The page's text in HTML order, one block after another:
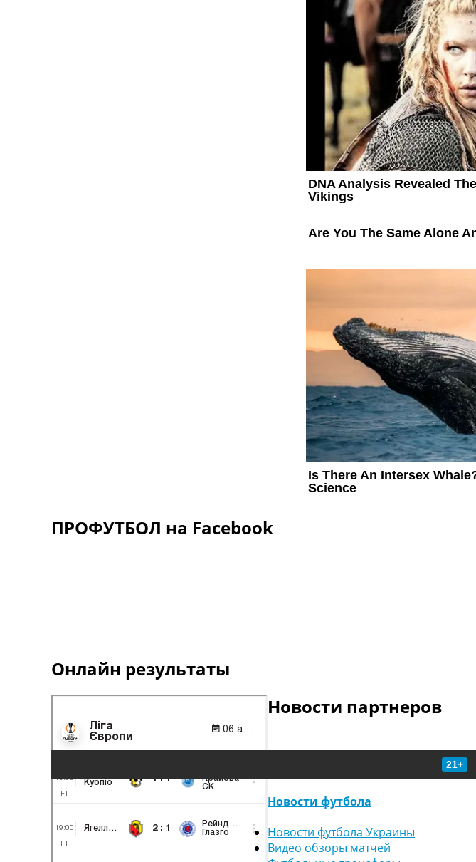
ПРОФУТБОЛ на Facebook
Онлайн результаты
Новости партнеров
21+
Новости футбола
Новости футбола Украины
Видео обзоры матчей